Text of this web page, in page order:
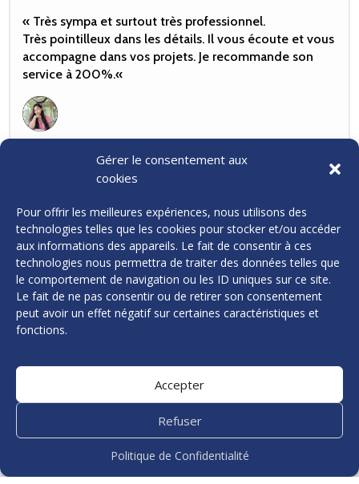
Gérer le consentement aux
cookies
Pour offrir les meilleures expériences, nous utilisons des
technologies telles que les cookies pour stocker et/ou accéder
aux informations des appareils. Le fait de consentir à ces
technologies nous permettra de traiter des données telles que
le comportement de navigation ou les ID uniques sur ce site.
Le fait de ne pas consentir ou de retirer son consentement
peut avoir un effet négatif sur certaines caractéristiques et
fonctions.
Accepter
Refuser
Politique de Confidentialité
« Très sympa et surtout très professionnel.
Très pointilleux dans les détails. Il vous écoute et vous
accompagne dans vos projets. Je recommande son
service à 200%.«
⭐️⭐️⭐️⭐️⭐️
« Excellent travail et suivi de Mr Ferreira pour la
création de notre site internet, il a su déceler nos
besoins afin de créer un site à la hauteur de nos
attentes voir plus, l’écoute, le suivi, les explications,
tout est professionnel et carré, merci encore pour
Restaurant Entrepot’es